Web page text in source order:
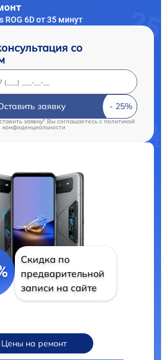
ROG 6D от 35 минут
со
заявку
заявку" Вы соглашаетесь c политикой
конфиденциальности
Скидка по
предварительной
записи на сайте
Цены на ремонт